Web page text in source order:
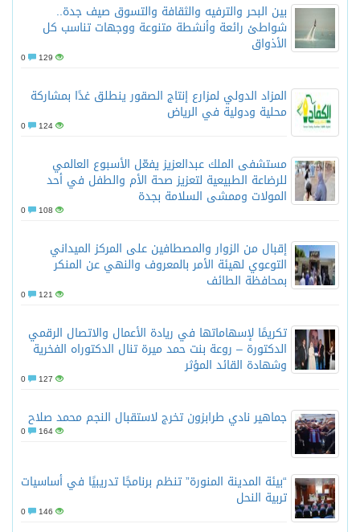
بين البحر والترفيه والثقافة والتسوق صيف جدة..
شواطئ رائعة وأنشطة متنوعة ووجهات تناسب كل
الأذواق
129
المزاد الدولي لمزارع إنتاج الصقور ينطلق غدًا بمشاركة
محلية ودولية في الرياض
124
مستشفى الملك عبدالعزيز يفعّل الأسبوع العالمي
للرضاعة الطبيعية لتعزيز صحة الأم والطفل في أحد
المولات وممشى السلامة بجدة
108
إقبال من الزوار والمصطافين على المركز الميداني
التوعوي لهيئة الأمر بالمعروف والنهي عن المنكر
بمحافظة الطائف
121
تكريمًا لإسهاماتها في ريادة الأعمال والاتصال الرقمي
الدكتورة – روعة بنت حمد ميرة تنال الدكتوراه الفخرية
وشهادة القائد المؤثر
127
جماهير نادي طرابزون تخرج لاستقبال النجم محمد صلاح
164
“بيئة المدينة المنورة” تنظم برنامجًا تدريبيًا في أساسيات
تربية النحل
146